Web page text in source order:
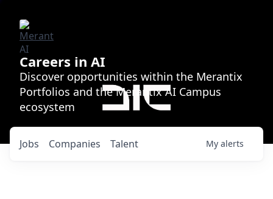
Careers in AI
Discover opportunities within the Merantix
Portfolios and the Merantix AI Campus
ecosystem
Jobs Companies Talent My alerts